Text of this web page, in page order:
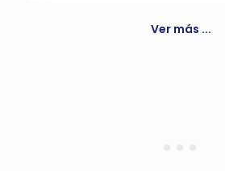
Ver más ...